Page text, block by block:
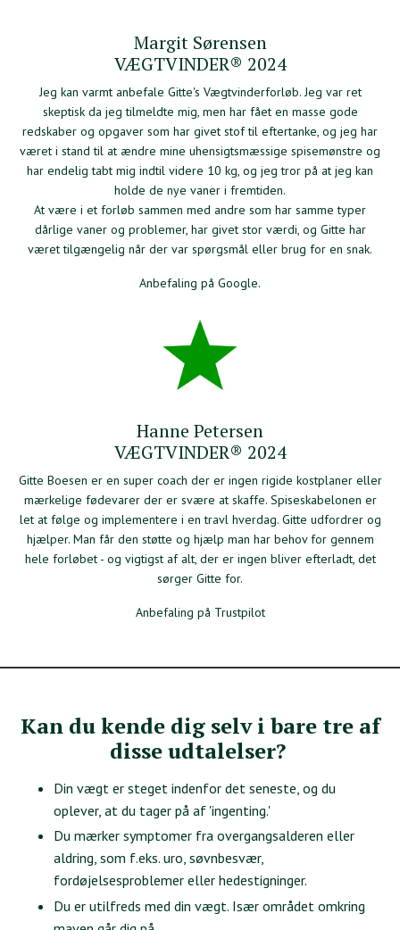
Margit Sørensen
VÆGTVINDER® 2024
Jeg kan varmt anbefale Gitte's Vægtvinderforløb. Jeg var ret
skeptisk da jeg tilmeldte mig, men har fået en masse gode
redskaber og opgaver som har givet stof til eftertanke, og jeg har
været i stand til at ændre mine uhensigtsmæssige spisemønstre og
har endelig tabt mig indtil videre 10 kg, og jeg tror på at jeg kan
holde de nye vaner i fremtiden.
At være i et forløb sammen med andre som har samme typer
dårlige vaner og problemer, har givet stor værdi, og Gitte har
været tilgængelig når der var spørgsmål eller brug for en snak.
Anbefaling på Google.
Hanne Petersen
VÆGTVINDER® 2024
Gitte Boesen er en super coach der er ingen rigide kostplaner eller
mærkelige fødevarer der er svære at skaffe. Spiseskabelonen er
let at følge og implementere i en travl hverdag. Gitte udfordrer og
hjælper. Man får den støtte og hjælp man har behov for gennem
hele forløbet - og vigtigst af alt, der er ingen bliver efterladt, det
sørger Gitte for.
Anbefaling på Trustpilot
Kan du kende dig selv i bare tre af
disse udtalelser?
Din vægt er steget indenfor det seneste, og du
oplever, at du tager på af 'ingenting.'
Du mærker symptomer fra overgangsalderen eller
aldring, som f.eks. uro, søvnbesvær,
fordøjelsesproblemer eller hedestigninger.
Du er utilfreds med din vægt. Især området omkring